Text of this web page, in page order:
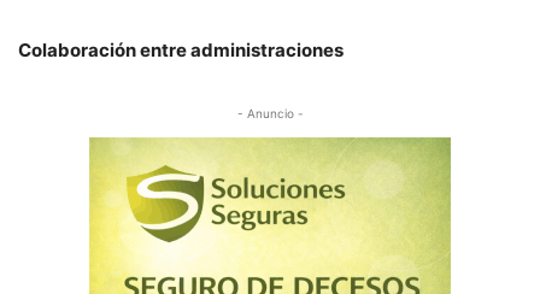
Colaboración entre administraciones
- Anuncio -